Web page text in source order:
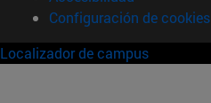
Configuración de cookies
Localizador de campus